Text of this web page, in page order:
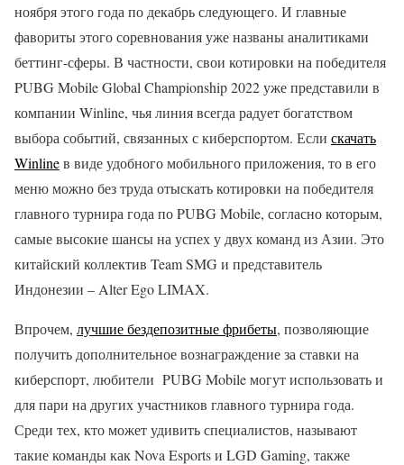
ноября этого года по декабрь следующего. И главные
фавориты этого соревнования уже названы аналитиками
беттинг-сферы. В частности, свои котировки на победителя
PUBG Mobile Global Championship 2022 уже представили в
компании Winline, чья линия всегда радует богатством
выбора событий, связанных с киберспортом. Если скачать
Winlineв виде удобного мобильного приложения, то в его
меню можно без труда отыскать котировки на победителя
главного турнира года по PUBG Mobile, согласно которым,
самые высокие шансы на успех у двух команд из Азии. Это
китайский коллектив Team SMG и представитель
Индонезии – Alter Ego LIMAX.
Впрочем, лучшие бездепозитные фрибеты, позволяющие
получить дополнительное вознаграждение за ставки на
киберспорт, любители PUBG Mobile могут использовать и
для пари на других участников главного турнира года.
Среди тех, кто может удивить специалистов, называют
такие команды как Nova Esports и LGD Gaming, также